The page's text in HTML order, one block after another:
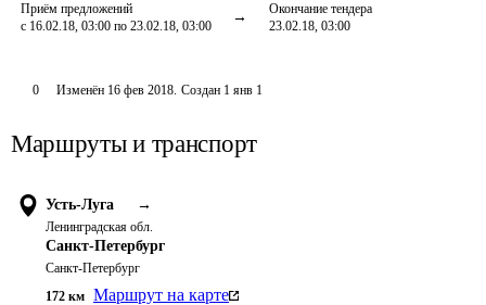
Приём предложений
с 16.02.18, 03:00 по 23.02.18, 03:00
Окончание тендера
23.02.18, 03:00
0 Изменён 16 фев 2018. Создан 1 янв 1
Маршруты и транспорт
Усть-Луга →
Ленинградская обл.
Санкт-Петербург
Санкт-Петербург
172 км Маршрут на карте